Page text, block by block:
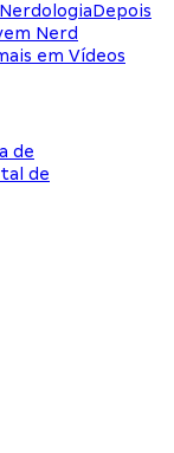
NerdologiaDepois
Nerd
em Vídeos
de
de